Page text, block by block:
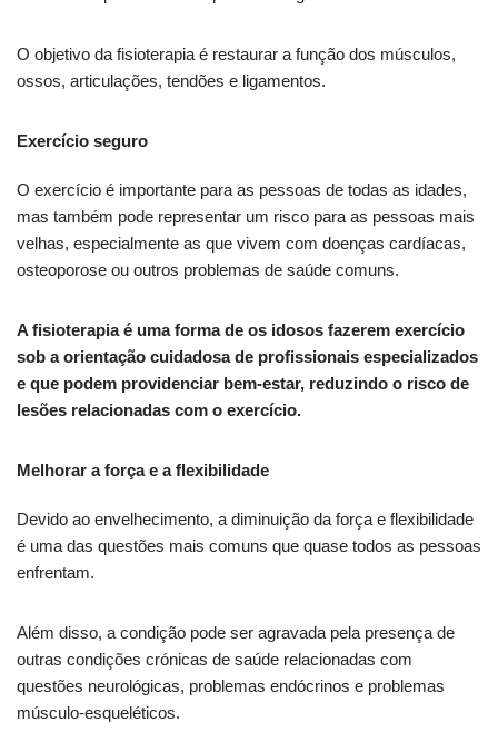
O objetivo da fisioterapia é restaurar a função dos músculos,
ossos, articulações, tendões e ligamentos.
Exercício seguro
O exercício é importante para as pessoas de todas as idades,
mas também pode representar um risco para as pessoas mais
velhas, especialmente as que vivem com doenças cardíacas,
osteoporose ou outros problemas de saúde comuns.
A fisioterapia é uma forma de os idosos fazerem exercício
sob a orientação cuidadosa de profissionais especializados
e que podem providenciar bem-estar, reduzindo o risco de
lesões relacionadas com o exercício.
Melhorar a força e a flexibilidade
Devido ao envelhecimento, a diminuição da força e flexibilidade
é uma das questões mais comuns que quase todos as pessoas
enfrentam.
Além disso, a condição pode ser agravada pela presença de
outras condições crónicas de saúde relacionadas com
questões neurológicas, problemas endócrinos e problemas
músculo-esqueléticos.